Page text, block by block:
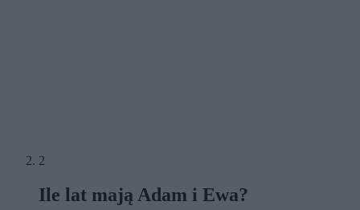
2
Ile lat mają Adam i Ewa?